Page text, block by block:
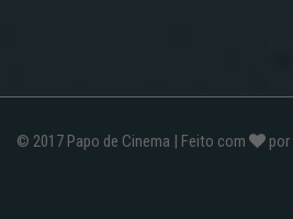
© 2017 Papo de Cinema | Feito com por